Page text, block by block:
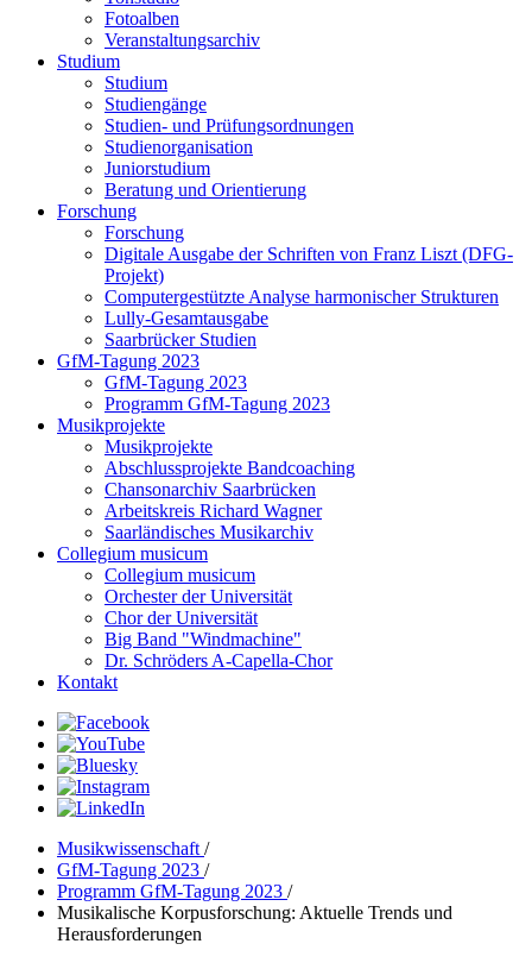
Fotoalben
Veranstaltungsarchiv
Studium
Studium
Studiengänge
Studien- und Prüfungsordnungen
Studienorganisation
Juniorstudium
Beratung und Orientierung
Forschung
Forschung
Digitale Ausgabe der Schriften von Franz Liszt (DFG-
Projekt)
Computergestützte Analyse harmonischer Strukturen
Lully-Gesamtausgabe
Saarbrücker Studien
GfM-Tagung 2023
GfM-Tagung 2023
Programm GfM-Tagung 2023
Musikprojekte
Musikprojekte
Abschlussprojekte Bandcoaching
Chansonarchiv Saarbrücken
Arbeitskreis Richard Wagner
Saarländisches Musikarchiv
Collegium musicum
Collegium musicum
Orchester der Universität
Chor der Universität
Big Band "Windmachine"
Dr. Schröders A-Capella-Chor
Kontakt
Musikwissenschaft /
GfM-Tagung 2023 /
Programm GfM-Tagung 2023 /
Musikalische Korpusforschung: Aktuelle Trends und
Herausforderungen